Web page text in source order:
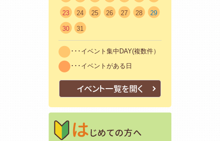
23 24 25 26 27 28 29
30 31
･･･イベント集中DAY(複数件）
･･･イベントがある日
イベント一覧を開く
はじめての方